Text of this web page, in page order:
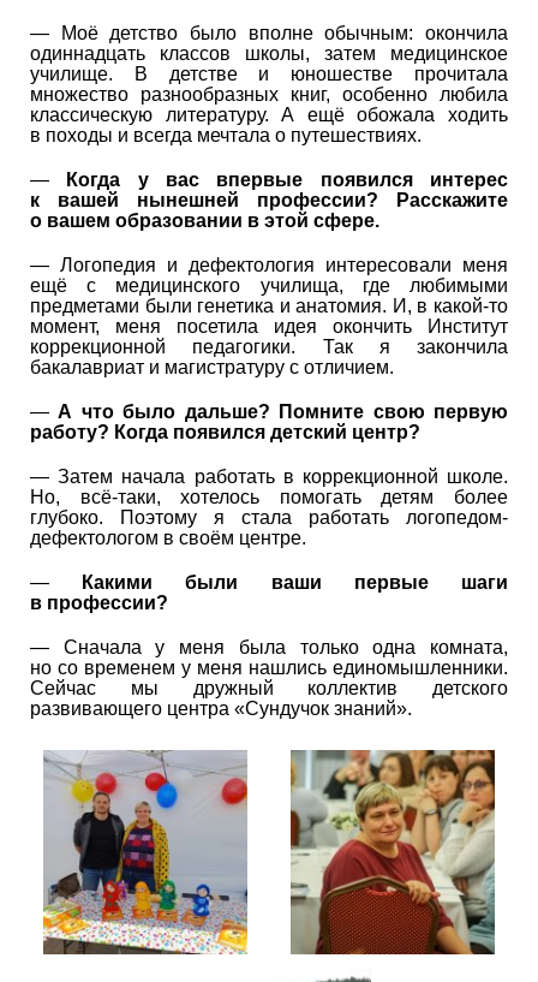
— Моё детство было вполне обычным: окончила
одиннадцать классов школы, затем медицинское
училище. В детстве и юношестве прочитала
множество разнообразных книг, особенно любила
классическую литературу. А ещё обожала ходить
в походы и всегда мечтала о путешествиях.
—
Когда у вас впервые появился интерес
к вашей нынешней профессии? Расскажите
о вашем образовании в этой сфере.
— Логопедия и дефектология интересовали меня
ещё с медицинского училища, где любимыми
предметами были генетика и анатомия. И, в какой-то
момент, меня посетила идея окончить Институт
коррекционной педагогики. Так я закончила
бакалавриат и магистратуру с отличием.
—А что было дальше? Помните свою первую
работу? Когда появился детский центр?
— Затем начала работать в коррекционной школе.
Но, всё-таки, хотелось помогать детям более
глубоко. Поэтому я стала работать логопедом-
дефектологом в своём центре.
—
Какими были ваши первые шаги
в профессии?
— Сначала у меня была только одна комната,
но со временем у меня нашлись единомышленники.
Сейчас мы дружный коллектив детского
развивающего центра «Сундучок знаний».